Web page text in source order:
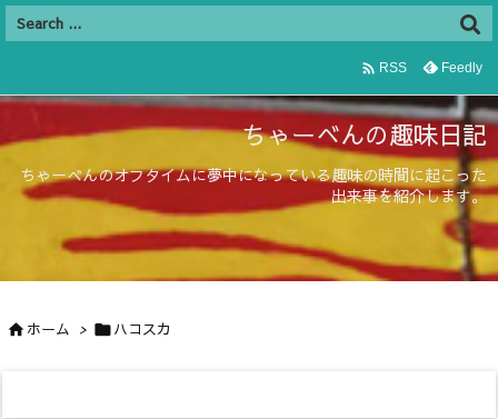
 RSS Feedly
ちゃーべんの趣味日記
ちゃーべんのオフタイムに夢中になっている趣味の時間に起こった
出来事を紹介します。
ホーム > ハコスカ